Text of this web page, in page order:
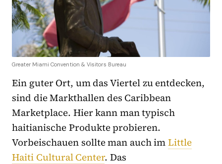
Greater Miami Convention & Visitors Bureau
Ein guter Ort, um das Viertel zu entdecken,
sind die Markthallen des Caribbean
Marketplace. Hier kann man typisch
haitianische Produkte probieren.
Vorbeischauen sollte man auch imLittle
Haiti Cultural Center. Das